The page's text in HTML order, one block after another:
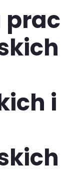
prac
i